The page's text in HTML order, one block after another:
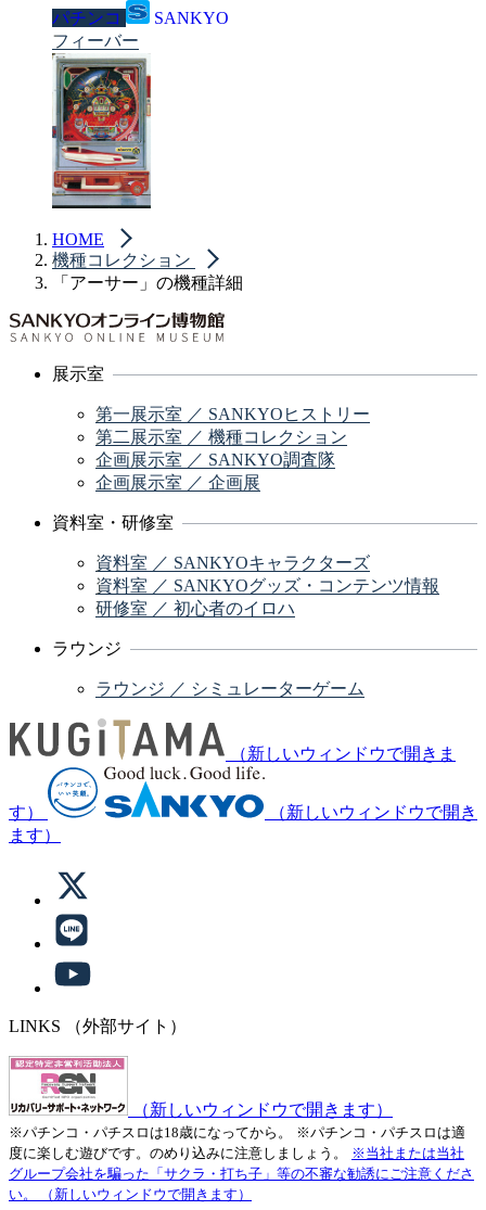
パチンコ
SANKYO
フィーバー
HOME
機種コレクション
「アーサー」の機種詳細
展示室
第一展示室 ／ SANKYOヒストリー
第二展示室 ／ 機種コレクション
企画展示室 ／ SANKYO調査隊
企画展示室 ／ 企画展
資料室・研修室
資料室 ／ SANKYOキャラクターズ
資料室 ／ SANKYOグッズ・コンテンツ情報
研修室 ／ 初心者のイロハ
ラウンジ
ラウンジ ／ シミュレーターゲーム
（新しいウィンドウで開きま
す）
（新しいウィンドウで開き
ます）
LINKS （外部サイト）
（新しいウィンドウで開きます）
※パチンコ・パチスロは18歳になってから。
※パチンコ・パチスロは適
度に楽しむ遊びです。のめり込みに注意しましょう。
※当社または当社
グループ会社を騙った「サクラ・打ち子」等の不審な勧誘にご注意くださ
い。
（新しいウィンドウで開きます）